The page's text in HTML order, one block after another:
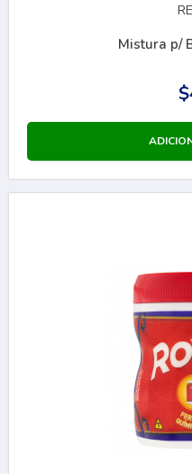
Mistura p/